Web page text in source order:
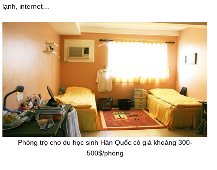
lạnh, internet…
Phòng trọ cho du học sinh Hàn Quốc có giá khoảng 300-
500$/phòng